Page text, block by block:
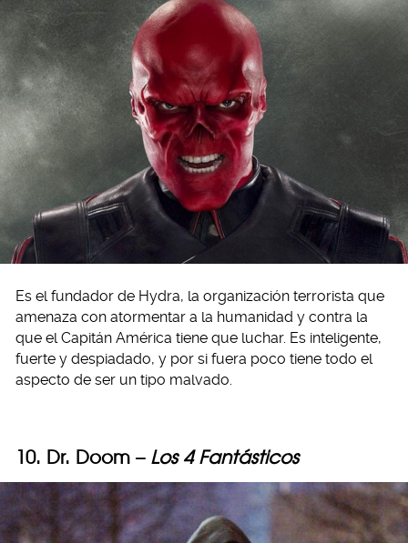
Es el fundador de Hydra, la organización terrorista que
amenaza con atormentar a la humanidad y contra la
que el Capitán América tiene que luchar. Es inteligente,
fuerte y despiadado, y por si fuera poco tiene todo el
aspecto de ser un tipo malvado.
10. Dr. Doom – Los 4 Fantásticos